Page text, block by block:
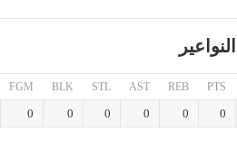
PTS
REB
AST
STL
BLK
FGM
0
0
0
0
0
0